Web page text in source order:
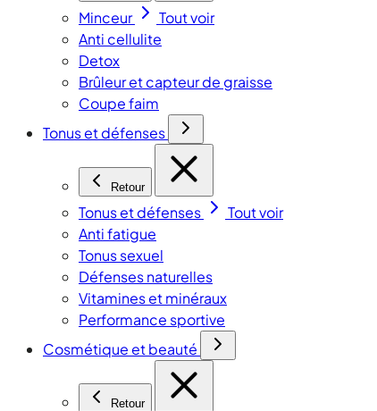
Minceur
Tout voir
Anti cellulite
Detox
Brûleur et capteur de graisse
Coupe faim
Tonus et défenses
Retour
Tonus et défenses
Tout voir
Anti fatigue
Tonus sexuel
Défenses naturelles
Vitamines et minéraux
Performance sportive
Cosmétique et beauté
Retour